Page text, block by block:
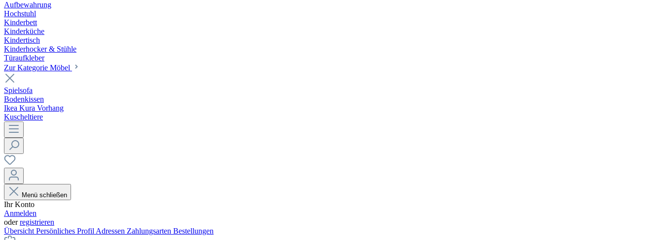
Aufbewahrung
Hochstuhl
Kinderbett
Kinderküche
Kindertisch
Kinderhocker & Stühle
Türaufkleber
Zur Kategorie Möbel
Spielsofa
Bodenkissen
Ikea Kura Vorhang
Kuscheltiere
Menü schließen
Ihr Konto
Anmelden
oderregistrieren
Übersicht Persönliches Profil Adressen Zahlungsarten Bestellungen